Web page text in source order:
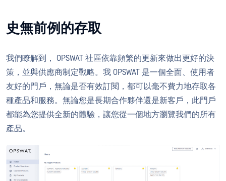
史無前例的存取
我們瞭解到， OPSWAT 社區依靠頻繁的更新來做出更好的決
策，並與供應商制定戰略。我 OPSWAT 是一個全面、使用者
友好的門戶，無論是否有效訂閱，都可以毫不費力地存取各
種產品和服務。無論您是長期合作夥伴還是新客戶，此門戶
都能為您提供全新的體驗，讓您從一個地方瀏覽我們的所有
產品。